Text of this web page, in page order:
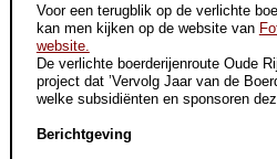
Voor een terugblik op de verlichte
kan men kijken op de website van
website.
De verlichte boerderijenroute Oude
project dat ’Vervolg Jaar van de
welke subsidiënten en sponsoren
Berichtgeving